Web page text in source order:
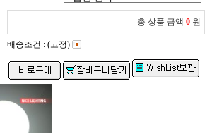
총 상품 금액 0 원
배송조건 : (고정)